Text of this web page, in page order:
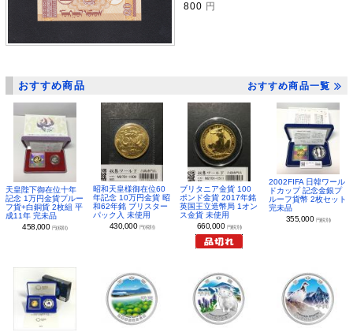
800 円
おすすめ商品 おすすめ商品一覧
天皇陛下御在位十年
記念 1万円金貨プルー
フ貨+白銅貨 2枚組 平
成11年 完未品
458,000 円(税別)
昭和天皇様御在位60
年記念 10万円金貨 昭
和62年銘 ブリスター
パック入 未使用
430,000 円(税別)
ブリタニア金貨 100
ポンド金貨 2017年銘
英国王立造幣局 1オン
ス金貨 未使用
660,000 円(税別)
2002FIFA 日韓ワール
ドカップ 記念金銀プ
ルーフ貨幣 2枚セット
完未品
355,000 円(税別)